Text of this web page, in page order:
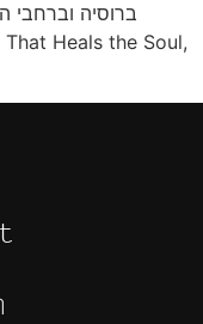
ברוסיה וברחבי